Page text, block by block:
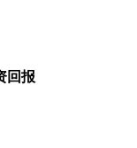
回报